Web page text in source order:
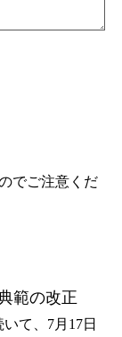
でご注意くだ
範の改正
て、7月17日